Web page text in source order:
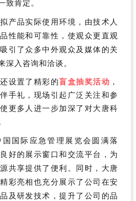
致肯定。
产品实际使用环境 ，由技术人
性能和可靠性，使观众更直观
引了众多中外观众及媒体的关
深入咨询和洽谈。
设置了精彩的盲盒抽奖活动 ，
手礼，现场引起广泛关注和参
更多人进一步加深了对大唐科
国际应急管理展览会圆满落
好的展示窗口和交流平台，为
共享提供了便利。同时，大唐
彩亮相也充分展示了公司在安
及研发技术，提升了公司的品